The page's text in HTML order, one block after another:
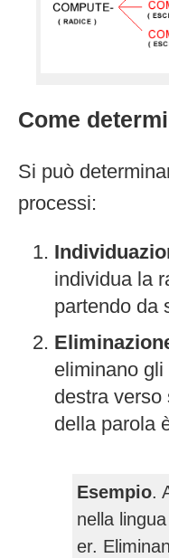
Come
Si può
processi:
individua la
partendo da
eliminano
destra verso
della parola
Esempio.
nella
er.